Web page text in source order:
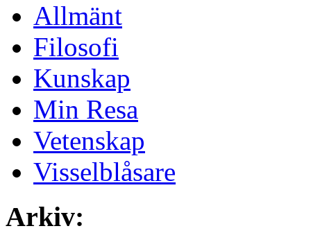
Allmänt
Filosofi
Kunskap
Min Resa
Vetenskap
Visselblåsare
Arkiv: